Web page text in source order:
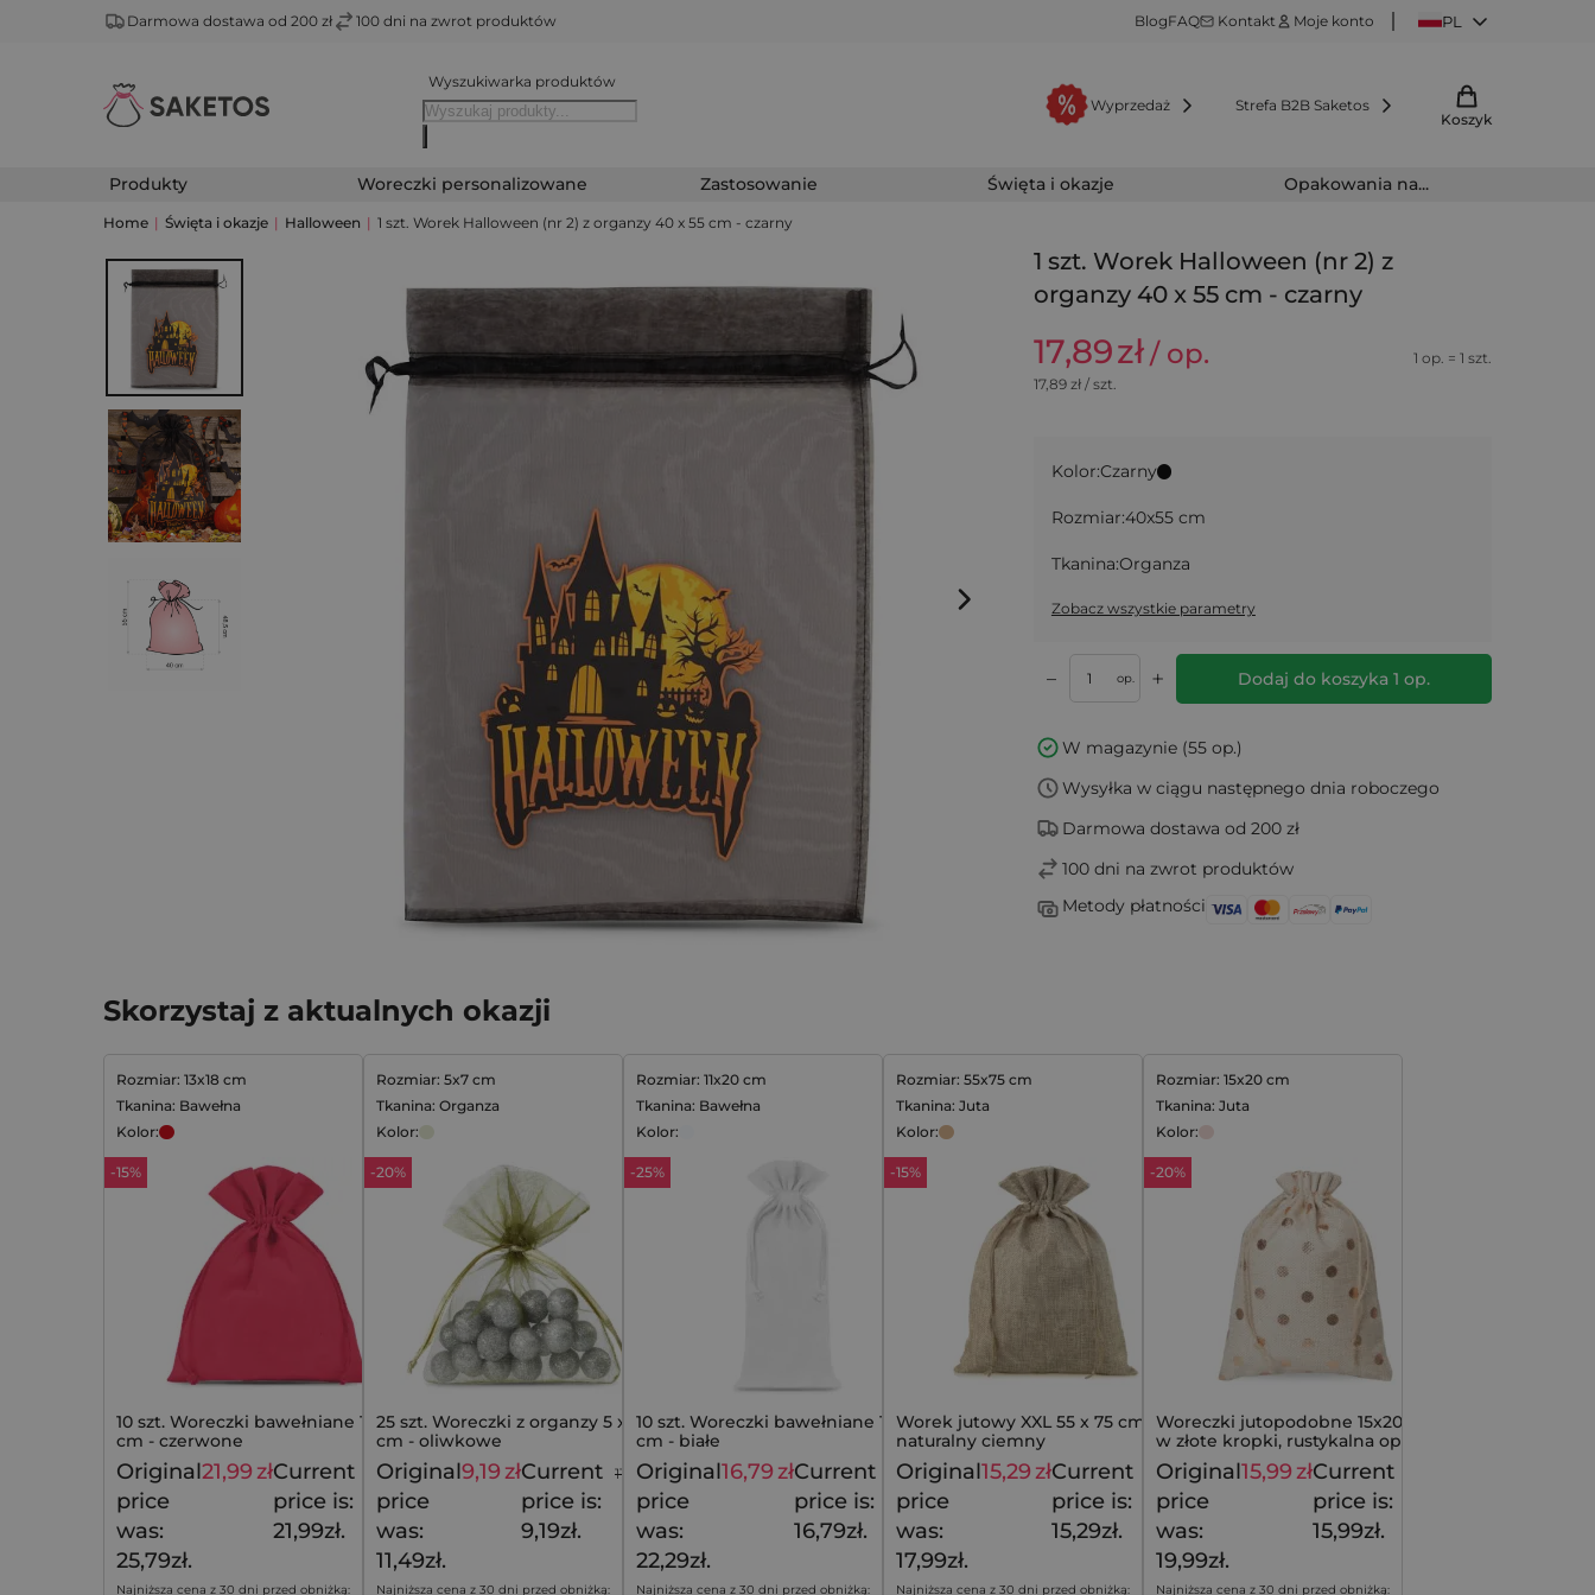
Darmowa dostawa od 200 zł 100 dni na zwrot produktów BlogFAQ Kontakt Moje konto PL
Wyszukiwarka produktów
Wyprzedaż
Strefa B2B Saketos
Koszyk
Produkty Woreczki personalizowane Zastosowanie Święta i okazje Opakowania na...
Home | Święta i okazje | Halloween | 1 szt. Worek Halloween (nr 2) z organzy 40 x 55 cm - czarny
1 szt. Worek Halloween (nr 2) z
organzy 40 x 55 cm - czarny
17,89zł/ op.
1 op. = 1 szt.
17,89zł / szt.
Kolor:Czarny
Rozmiar:40x55 cm
Tkanina:Organza
Zobacz wszystkie parametry
– op. + Dodaj do koszyka 1 op.
W magazynie (55 op.)
Wysyłka w ciągu następnego dnia roboczego
Darmowa dostawa od 200 zł
100 dni na zwrot produktów
Metody płatności
Skorzystaj z aktualnych okazji
Rozmiar: 13x18 cm
Tkanina: Bawełna
Kolor:
-15%
10 szt. Woreczki bawełniane 13 x 18
cm - czerwone
25,79 zł
Original
price
was:
25,79zł.
21,99złCurrent
price is:
21,99zł.
Najniższa cena z 30 dni przed obniżką:
Rozmiar: 5x7 cm
Tkanina: Organza
Kolor:
-20%
25 szt. Woreczki z organzy 5 x 7
cm - oliwkowe
11,49 zł
Original
price
was:
11,49zł.
9,19złCurrent
price is:
9,19zł.
Najniższa cena z 30 dni przed obniżką:
Rozmiar: 11x20 cm
Tkanina: Bawełna
Kolor:
-25%
10 szt. Woreczki bawełniane 11 x 20
cm - białe
22,29 zł
Original
price
was:
22,29zł.
16,79złCurrent
price is:
16,79zł.
Najniższa cena z 30 dni przed obniżką:
Rozmiar: 55x75 cm
Tkanina: Juta
Kolor:
-15%
Worek jutowy XXL 55 x 75 cm -
naturalny ciemny
17,99 zł
Original
price
was:
17,99zł.
15,29złCurrent
price is:
15,29zł.
Najniższa cena z 30 dni przed obniżką:
Rozmiar: 15x20 cm
Tkanina: Juta
Kolor:
-20%
Woreczki jutopodobne 15x20 cm -
w złote kropki, rustykalna oprawa
prezentu
Original
price
was:
19,99zł.
15,99złCurrent
price is:
15,99zł.
Najniższa cena z 30 dni przed obniżką: